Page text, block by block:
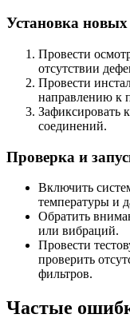
Установка
Провести
отсутствии
Провести
направлению к
Зафиксировать
соединений.
Проверка и
Включить
температуры и
Обратить
или вибраций.
Провести
проверить
фильтров.
Частые